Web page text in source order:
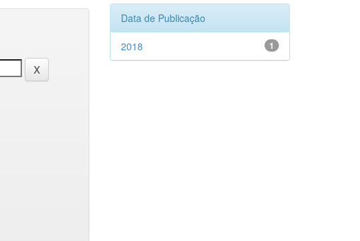
Data de Publicação
1
2018